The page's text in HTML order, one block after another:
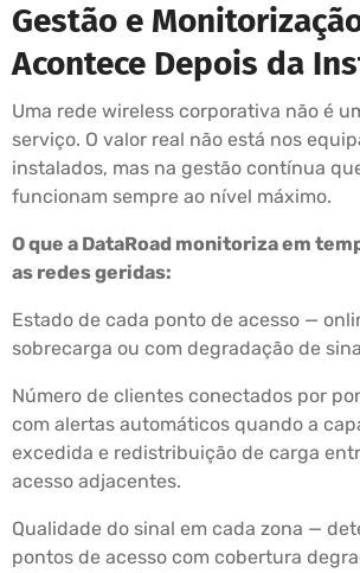
Gestão e
Acontece Depois da
Uma rede wireless corporativa não é
serviço. O valor real não está nos
instalados, mas na gestão contínua
funcionam sempre ao nível máximo.
O que a DataRoad monitoriza em
as redes geridas:
Estado de cada ponto de acesso —
sobrecarga ou com degradação de
Número de clientes conectados por
com alertas automáticos quando a
excedida e redistribuição de carga
acesso adjacentes.
Qualidade do sinal em cada zona —
pontos de acesso com cobertura